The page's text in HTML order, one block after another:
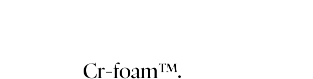
Cr-foam™.